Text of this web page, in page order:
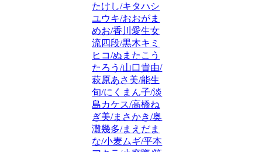
たけし/キタハシ
ユウキ/おおがま
めお/香川愛生女
流四段/黒木キミ
ヒコ/ぬまたこう
たろう/山口貴由/
萩原あさ美/能生
旬/にくまん子/淡
島カケス/高橋ね
ぎ美/まさかき/奥
灘幾多/まえだま
な/小麦ムギ/平本